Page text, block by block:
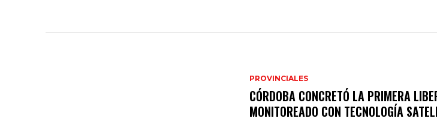
PROVINCIALES
CÓRDOBA CONCRETÓ LA PRIMERA
MONITOREADO CON TECNOLOGÍA